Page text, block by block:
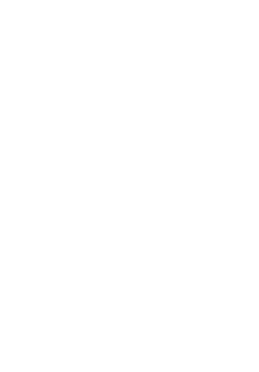
吉姆
奥利
多夫·
妮卡·
威尔
罗伯·